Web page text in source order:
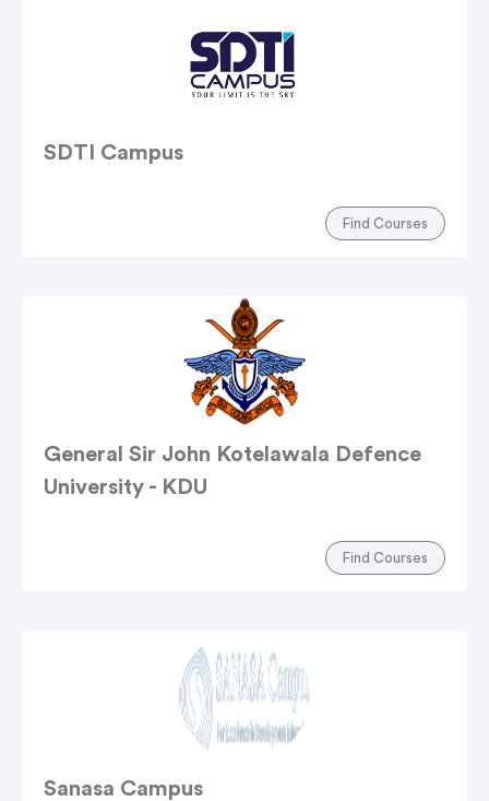
SDTI Campus
Find Courses
General Sir John Kotelawala Defence
University - KDU
Find Courses
Sanasa Campus